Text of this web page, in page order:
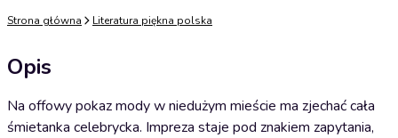
Strona główna Literatura piękna polska
Opis
Na offowy pokaz mody w niedużym mieście ma zjechać cała
śmietanka celebrycka. Impreza staje pod znakiem zapytania,